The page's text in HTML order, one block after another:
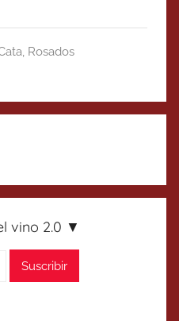
, Rosados
vino 2.0 ▼